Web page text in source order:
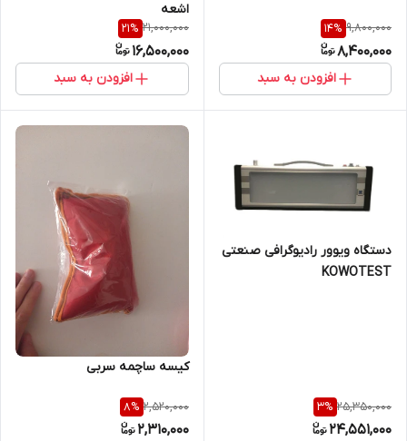
9,800,000
14%
8,400,000
افزودن به سبد
اشعه
21,000,000
21%
16,500,000
افزودن به سبد
دستگاه ویوور رادیوگرافی صنعتی
KOWOTEST
25,350,000
3%
24,551,000
کیسه ساچمه سربی
2,520,000
8%
2,310,000